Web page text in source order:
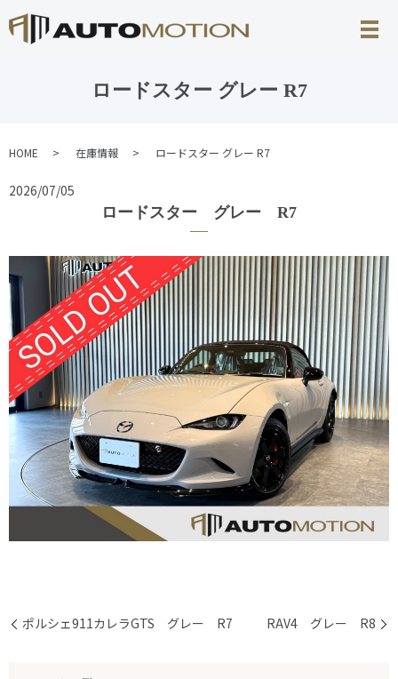
ロードスター グレー R7
HOME 在庫情報 ロードスター グレー R7
2026/07/05
ロードスター グレー R7
ポルシェ911カレラGTS グレー R7 RAV4 グレー R8